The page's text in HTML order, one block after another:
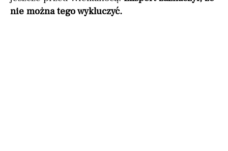
nie można tego wykluczyć.